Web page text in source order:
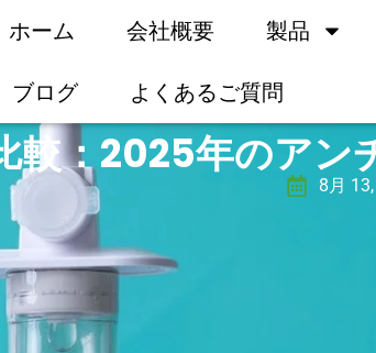
ホーム 会社概要 製品
ブログ よくあるご質問
較：2025年のアン
8月